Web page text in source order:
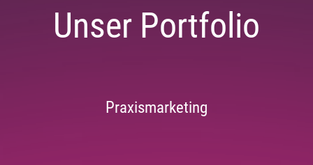
Unser Portfolio
Praxismarketing